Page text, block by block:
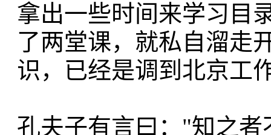
拿出一些时间来学习目
了两堂课，就私自溜走
识，已经是调到北京工
孔夫子有言曰："知之